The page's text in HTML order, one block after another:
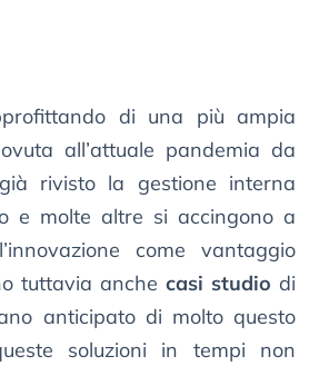
di una più ampia
all’attuale pandemia da
rivisto la gestione interna
e molte altre si accingono a
come vantaggio
tuttavia anche casi studio di
anticipato di molto questo
soluzioni in tempi non